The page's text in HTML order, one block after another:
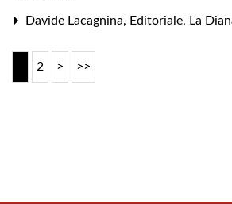
Davide Lacagnina, Editoriale, La
2 > >>